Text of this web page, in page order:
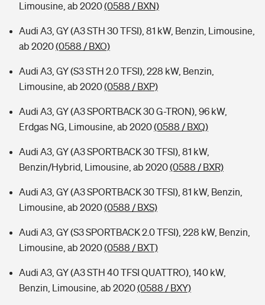
Limousine, ab 2020(0588 / BXN)
Audi A3, GY (A3 STH 30 TFSI), 81 kW, Benzin, Limousine,
ab 2020(0588 / BXO)
Audi A3, GY (S3 STH 2.0 TFSI), 228 kW, Benzin,
Limousine, ab 2020(0588 / BXP)
Audi A3, GY (A3 SPORTBACK 30 G-TRON), 96 kW,
Erdgas NG, Limousine, ab 2020(0588 / BXQ)
Audi A3, GY (A3 SPORTBACK 30 TFSI), 81 kW,
Benzin/Hybrid, Limousine, ab 2020(0588 / BXR)
Audi A3, GY (A3 SPORTBACK 30 TFSI), 81 kW, Benzin,
Limousine, ab 2020(0588 / BXS)
Audi A3, GY (S3 SPORTBACK 2.0 TFSI), 228 kW, Benzin,
Limousine, ab 2020(0588 / BXT)
Audi A3, GY (A3 STH 40 TFSI QUATTRO), 140 kW,
Benzin, Limousine, ab 2020(0588 / BXY)